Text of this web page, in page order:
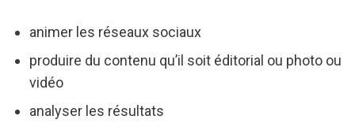
animer les réseaux sociaux
produire du contenu qu’il soit éditorial ou photo ou
vidéo
analyser les résultats